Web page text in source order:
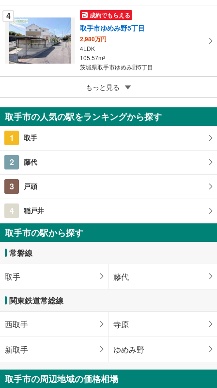
4 成約でもらえる
取手市ゆめみ野5丁目
2,980万円
4LDK
105.57m2
茨城県取手市ゆめみ野5丁目
成約でもらえる
取手市双葉3丁目
490万円
4DK
もっと見る
取手市の人気の駅をランキングから探す
1 取手
2 藤代
3 戸頭
4 稲戸井
取手市の駅から探す
常磐線
取手 藤代
関東鉄道常総線
西取手 寺原
新取手 ゆめみ野
取手市の周辺地域の価格相場